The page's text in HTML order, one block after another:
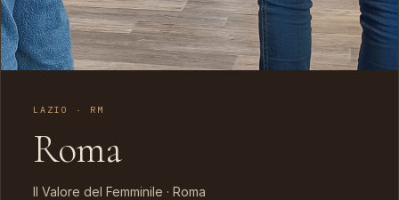
LAZIO · RM
Roma
Il Valore del Femminile · Roma